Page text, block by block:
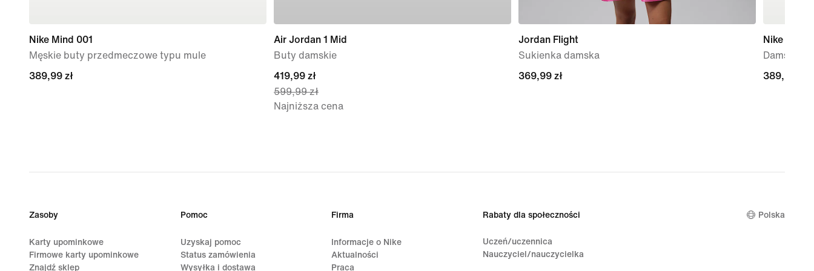
Nike Mind 001
Męskie buty przedmeczowe typu mule
389,99 zł
389,99 zł
Air Jordan 1 Mid
Buty damskie
current
price
419,99 zł,
419,99 zł
599,99 zł
Najniższa cena
Jordan Flight
Sukienka damska
369,99 zł
369,99 zł
Nike Mind
Damskie
389,99 zł
389,99 zł
Zasoby
Karty upominkowe
Firmowe karty upominkowe
Znajdź sklep
Pomoc
Uzyskaj pomoc
Status zamówienia
Wysyłka i dostawa
Firma
Informacje o Nike
Aktualności
Praca
Rabaty dla społeczności
Uczeń/uczennica
Nauczyciel/nauczycielka
Polska